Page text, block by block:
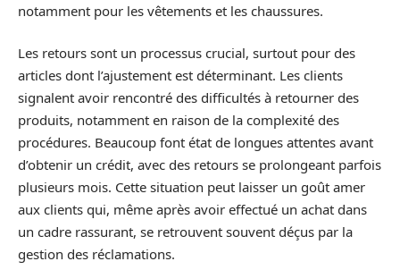
notamment pour les vêtements et les chaussures.
Les retours sont un processus crucial, surtout pour des
articles dont l’ajustement est déterminant. Les clients
signalent avoir rencontré des difficultés à retourner des
produits, notamment en raison de la complexité des
procédures. Beaucoup font état de longues attentes avant
d’obtenir un crédit, avec des retours se prolongeant parfois
plusieurs mois. Cette situation peut laisser un goût amer
aux clients qui, même après avoir effectué un achat dans
un cadre rassurant, se retrouvent souvent déçus par la
gestion des réclamations.